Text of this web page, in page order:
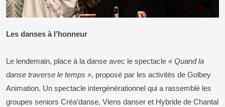
Les danses à l’honneur
Le lendemain, place à la danse avec le spectacle « Quand la
danse traverse le temps », proposé par les activités de Golbey
Animation. Un spectacle intergénérationnel qui a rassemblé les
groupes seniors Créa’danse, Viens danser et Hybride de Chantal